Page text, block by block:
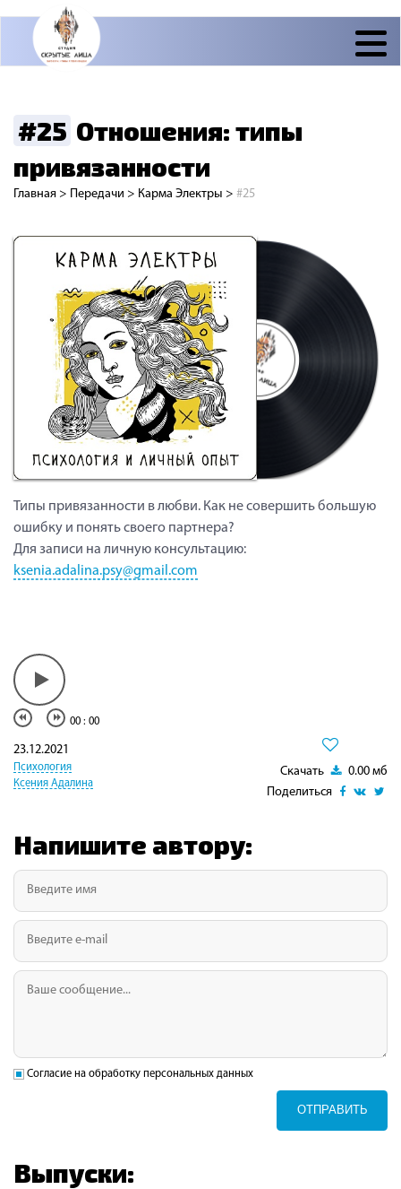
#25 Отношения: типы
привязанности
Главная > Передачи > Карма Электры > #25
Типы привязанности в любви. Как не совершить большую
ошибку и понять своего партнера?
Для записи на личную консультацию:
ksenia.adalina.psy@gmail.com
00 : 00
Скачать
0.00 мб
Поделиться
23.12.2021
Психология
Ксения Адалина
Напишите автору:
Согласие на обработку персональных данных
ОТПРАВИТЬ
Выпуски: